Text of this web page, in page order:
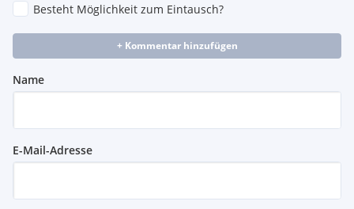
Besteht Möglichkeit zum Eintausch?
+ Kommentar hinzufügen
Name
E-Mail-Adresse